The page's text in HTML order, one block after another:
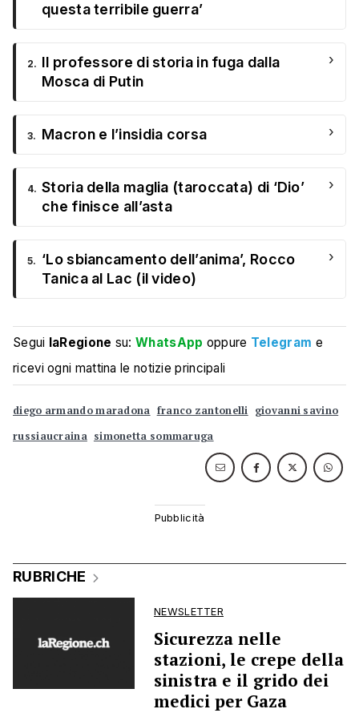
questa terribile guerra’
2. Il professore di storia in fuga dalla
Mosca di Putin
›
3. Macron e l’insidia corsa ›
4. Storia della maglia (taroccata) di ‘Dio’
che finisce all’asta
›
5. ‘Lo sbiancamento dell’anima’, Rocco
Tanica al Lac (il video)
›
Segui laRegione su:WhatsApp oppure Telegram e
ricevi ogni mattina le notizie principali
diego armando maradona franco zantonelli giovanni savino
russiaucraina simonetta sommaruga
RUBRICHE
NEWSLETTER
Sicurezza nelle
stazioni, le crepe della
sinistra e il grido dei
medici per Gaza